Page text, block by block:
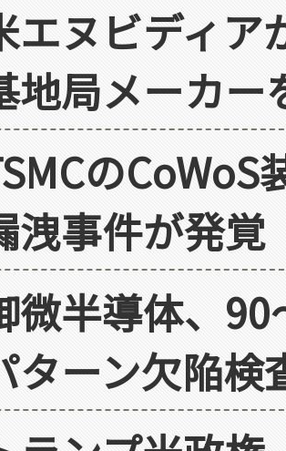
エヌビディア
地局メーカー
の
洩事件が発覚
微半導体、
ターン欠陥検